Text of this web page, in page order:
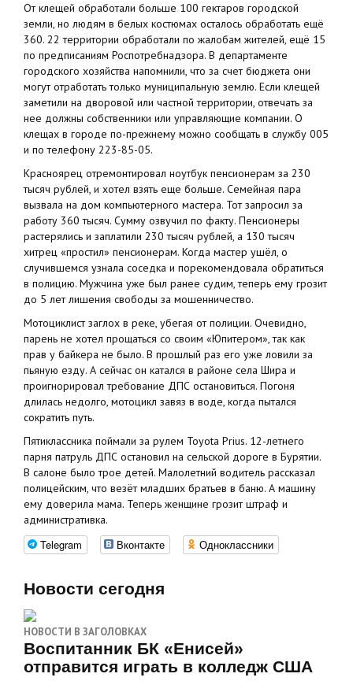
От клещей обработали больше 100 гектаров городской
земли, но людям в белых костюмах осталось обработать ещё
360. 22 территории обработали по жалобам жителей, ещё 15
по предписаниям Роспотребнадзора. В департаменте
городского хозяйства напомнили, что за счет бюджета они
могут отработать только муниципальную землю. Если клещей
заметили на дворовой или частной территории, отвечать за
нее должны собственники или управляющие компании. О
клещах в городе по-прежнему можно сообщать в службу 005
и по телефону 223-85-05.
Красноярец отремонтировал ноутбук пенсионерам за 230
тысяч рублей, и хотел взять еще больше. Семейная пара
вызвала на дом компьютерного мастера. Тот запросил за
работу 360 тысяч. Сумму озвучил по факту. Пенсионеры
растерялись и заплатили 230 тысяч рублей, а 130 тысяч
хитрец «простил» пенсионерам. Когда мастер ушёл, о
случившемся узнала соседка и порекомендовала обратиться
в полицию. Мужчина уже был ранее судим, теперь ему грозит
до 5 лет лишения свободы за мошенничество.
Мотоциклист заглох в реке, убегая от полиции. Очевидно,
парень не хотел прощаться со своим «Юпитером», так как
прав у байкера не было. В прошлый раз его уже ловили за
пьяную езду. А сейчас он катался в районе села Шира и
проигнорировал требование ДПС остановиться. Погоня
длилась недолго, мотоцикл завяз в воде, когда пытался
сократить путь.
Пятиклассника поймали за рулем Toyota Prius. 12-летнего
парня патруль ДПС остановил на сельской дороге в Бурятии.
В салоне было трое детей. Малолетний водитель рассказал
полицейским, что везёт младших братьев в баню. А машину
ему доверила мама. Теперь женщине грозит штраф и
административка.
Telegram Вконтакте Одноклассники
Новости сегодня
НОВОСТИ В ЗАГОЛОВКАХ
Воспитанник БК «Енисей»
отправится играть в колледж США